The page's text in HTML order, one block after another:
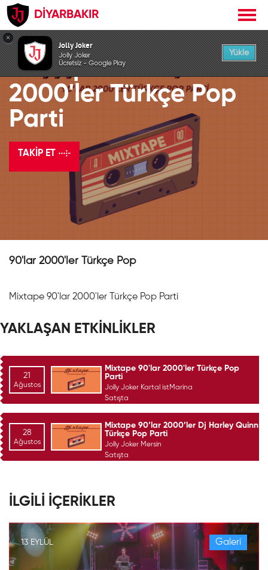
DİYARBAKIR
Mixtape 90'lar
2000'ler Türkçe Pop
Parti
TAKIP ET
90'lar 2000'ler Türkçe Pop
Mixtape 90'lar 2000'ler Türkçe Pop Parti
YAKLAŞAN ETKİNLİKLER
Mixtape 90'lar 2000'ler Türkçe Pop
Parti
Jolly Joker Kartal istMarina
Satışta
21
Ağustos
Mixtape 90’lar 2000’ler Dj Harley Quinn
Türkçe Pop Parti
Jolly Joker Mersin
Satışta
28
Ağustos
İLGİLİ İÇERİKLER
13 EYLÜL Galeri
×
Jolly Joker
Jolly Joker
Ücretsiz - Google Play
Yükle